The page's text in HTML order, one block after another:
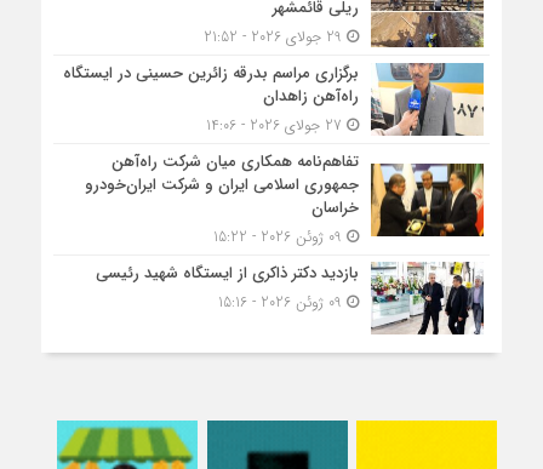
ریلی قائمشهر
برگزاری مراسم بدرقه زائرین حسینی در ایستگاه
راه‌آهن زاهدان
تفاهم‌نامه همکاری میان شرکت راه‌آهن
جمهوری اسلامی ایران و شرکت ایران‌خودرو
خراسان
بازدید دکتر ذاکری از ایستگاه شهید رئیسی